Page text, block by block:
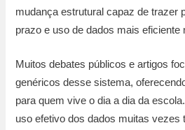
mudança estrutural capaz de trazer
prazo e uso de dados mais eficiente
Muitos debates públicos e artigos
genéricos desse sistema,
para quem vive o dia a dia da
uso efetivo dos dados muitas vezes